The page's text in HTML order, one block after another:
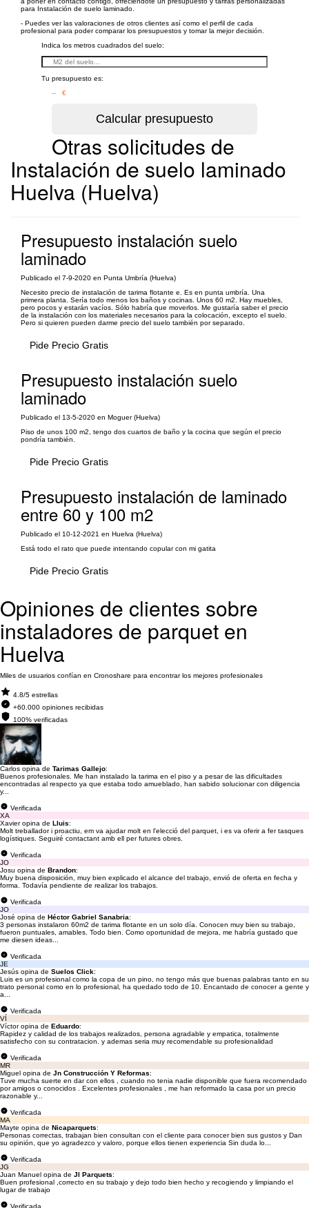
para Instalación de suelo laminado.
- Puedes ver las valoraciones de otros clientes así como el perfil de cada
profesional para poder comparar los presupuestos y tomar la mejor decisión.
Indica los metros cuadrados del suelo:
Tu presupuesto es:
– €
Otras solicitudes de
Instalación de suelo laminado
Huelva (Huelva)
Presupuesto instalación suelo
laminado
Publicado el 7-9-2020 en Punta Umbría (Huelva)
Necesito precio de instalación de tarima flotante e. Es en punta umbría. Una
primera planta. Sería todo menos los baños y cocinas. Unos 60 m2. Hay muebles,
pero pocos y estarán vacíos. Sólo habría que moverlos. Me gustaría saber el precio
de la instalación con los materiales necesarios para la colocación, excepto el suelo.
Pero si quieren pueden darme precio del suelo también por separado.
Pide Precio Gratis
Presupuesto instalación suelo
laminado
Publicado el 13-5-2020 en Moguer (Huelva)
Piso de unos 100 m2, tengo dos cuartos de baño y la cocina que según el precio
pondría también.
Pide Precio Gratis
Presupuesto instalación de laminado
entre 60 y 100 m2
Publicado el 10-12-2021 en Huelva (Huelva)
Está todo el rato que puede intentando copular con mi gatita
Pide Precio Gratis
Opiniones de clientes sobre
instaladores de parquet en
Huelva
Miles de usuarios confían en Cronoshare para encontrar los mejores profesionales
4.8/5 estrellas
+60.000 opiniones recibidas
100% verificadas
Carlos opina de Tarimas Gallejo:
Buenos profesionales. Me han instalado la tarima en el piso y a pesar de las dificultades
encontradas al respecto ya que estaba todo amueblado, han sabido solucionar con diligencia
y...
Verificada
XA
Xavier opina de Lluis:
Molt treballador i proactiu, em va ajudar molt en l'elecció del parquet, i es va oferir a fer tasques
logístiques. Seguiré contactant amb ell per futures obres.
Verificada
JO
Josu opina de Brandon:
Muy buena disposición, muy bien explicado el alcance del trabajo, envió de oferta en fecha y
forma. Todavía pendiente de realizar los trabajos.
Verificada
JO
José opina de Héctor Gabriel Sanabria:
3 personas instalaron 60m2 de tarima flotante en un solo día. Conocen muy bien su trabajo,
fueron puntuales, amables. Todo bien. Como oportunidad de mejora, me habría gustado que
me diesen ideas...
Verificada
JE
Jesús opina de Suelos Click:
Luis es un profesional como la copa de un pino, no tengo más que buenas palabras tanto en su
trato personal como en lo profesional, ha quedado todo de 10. Encantado de conocer a gente y
a...
Verificada
VÍ
Víctor opina de Eduardo:
Rapidez y calidad de los trabajos realizados, persona agradable y empatica, totalmente
satisfecho con su contratacion. y ademas seria muy recomendable su profesionalidad
Verificada
MR
Miguel opina de Jn Construcción Y Reformas:
Tuve mucha suerte en dar con ellos , cuando no tenia nadie disponible que fuera recomendado
por amigos o conocidos . Excelentes profesionales , me han reformado la casa por un precio
razonable y...
Verificada
MA
Mayte opina de Nicaparquets:
Personas correctas, trabajan bien consultan con el cliente para conocer bien sus gustos y Dan
su opinión, que yo agradezco y valoro, porque ellos tienen experiencia Sin duda lo...
Verificada
JG
Juan Manuel opina de Jl Parquets:
Buen profesional ,correcto en su trabajo y dejo todo bien hecho y recogiendo y limpiando el
lugar de trabajo
Verificada